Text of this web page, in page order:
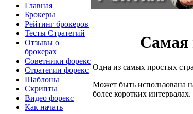
Главная
Брокеры
Рейтинг брокеров
Тесты Стратегий
Отзывы о
брокерах
Советники форекс
Стратегии форекс
Шаблоны
Скрипты
Видео форекс
Как начать
Самая
Одна из самых простых
Может быть использована
более коротких интервалах.